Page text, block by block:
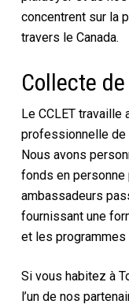
concentrent sur la
travers le Canada.
Collecte
Le CCLET travaille
professionnelle
Nous avons
fonds en personne
ambassadeurs
fournissant une
et les programmes
Si vous habitez à
l’un de nos